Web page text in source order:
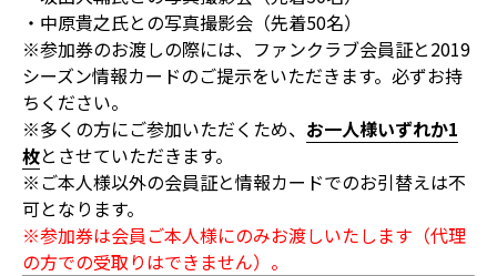
・中原貴之氏との写真撮影会（先着50名）
※参加券のお渡しの際には、ファンクラブ会員証と2019
シーズン情報カードのご提示をいただきます。必ずお持
ちください。
※多くの方にご参加いただくため、 お一人様いずれか1
枚とさせていただきます。
※ご本人様以外の会員証と情報カードでのお引替えは不
可となります。
※参加券は会員ご本人様にのみお渡しいたします（代理
の方での受取りはできません）。